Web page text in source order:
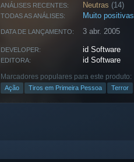
ANÁLISES RECENTES: Neutras (14)
TODAS AS ANÁLISES: Muito positivas
DATA DE LANÇAMENTO: 3 abr. 2005
DEVELOPER: id Software
EDITORA: id Software
Marcadores populares para este produto:
Ação Tiros em Primeira Pessoa Terror